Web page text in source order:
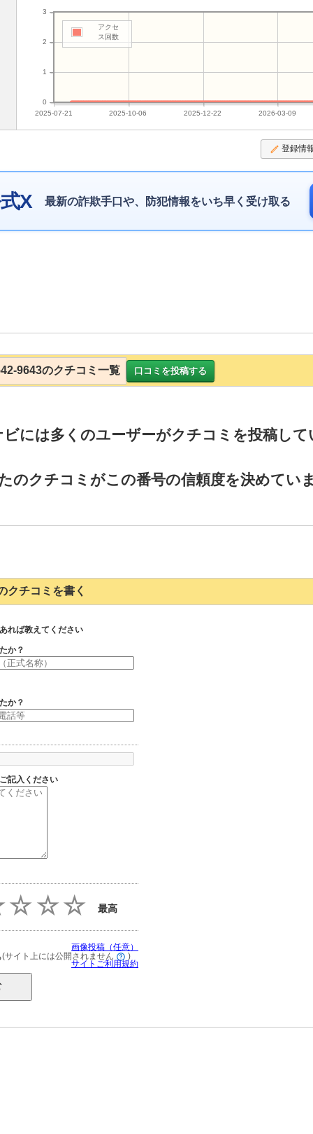
2025-07-21 2025-10-06 2025-12-22 2026-03-09
0
1
2
3
アクセ
ス回数
登録情
X 最新の詐欺手口や、防犯情報をいち早く受け取る
9643のクチコミ一覧 口コミを投稿する
ビには多くのユーザーがクチコミを投稿して
のクチコミがこの番号の信頼度を決めてい
クチコミを書く
れば教えてください
か？
か？
記入ください
最高
(サイト上には公開されません )
画像投稿（任意）
サイトご利用規約